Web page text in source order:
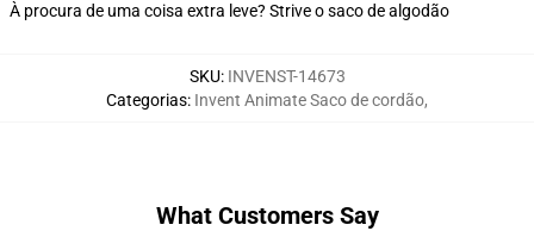
À procura de uma coisa extra leve? Strive o saco de algodão
SKU: INVENST-14673
Categorias: Invent Animate Saco de cordão,
What Customers Say